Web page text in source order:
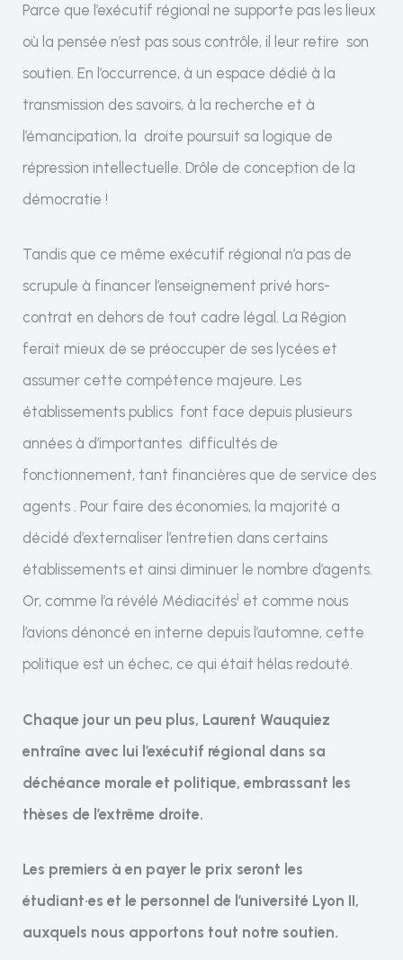
Parce que l’exécutif régional ne supporte pas les lieux
où la pensée n’est pas sous contrôle, il leur retire son
soutien. En l’occurrence, à un espace dédié à la
transmission des savoirs, à la recherche et à
l’émancipation, la droite poursuit sa logique de
répression intellectuelle. Drôle de conception de la
démocratie !
Tandis que ce même exécutif régional n’a pas de
scrupule à financer l’enseignement privé hors-
contrat en dehors de tout cadre légal. La Région
ferait mieux de se préoccuper de ses lycées et
assumer cette compétence majeure. Les
établissements publics font face depuis plusieurs
années à d’importantes difficultés de
fonctionnement, tant financières que de service des
agents . Pour faire des économies, la majorité a
décidé d’externaliser l’entretien dans certains
établissements et ainsi diminuer le nombre d’agents.
Or, comme l’a révélé Médiacités1 et comme nous
l’avions dénoncé en interne depuis l’automne, cette
politique est un échec, ce qui était hélas redouté.
Chaque jour un peu plus, Laurent Wauquiez
entraîne avec lui l’exécutif régional dans sa
déchéance morale et politique, embrassant les
thèses de l’extrême droite.
Les premiers à en payer le prix seront les
étudiant·es et le personnel de l’université Lyon II,
auxquels nous apportons tout notre soutien.